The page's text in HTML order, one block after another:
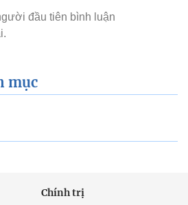
mục
Chính trị